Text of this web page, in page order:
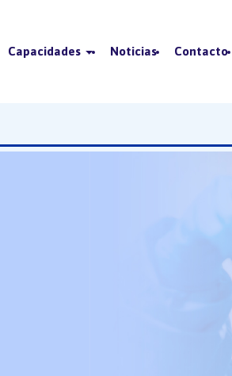
Capacidades Noticias Contacto